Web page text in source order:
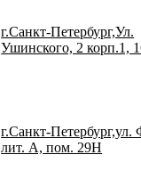
г.Санкт-Петербург,Ул.
Ушинского, 2 корп.1,
г.Санкт-Петербург,ул.
лит. А, пом. 29Н